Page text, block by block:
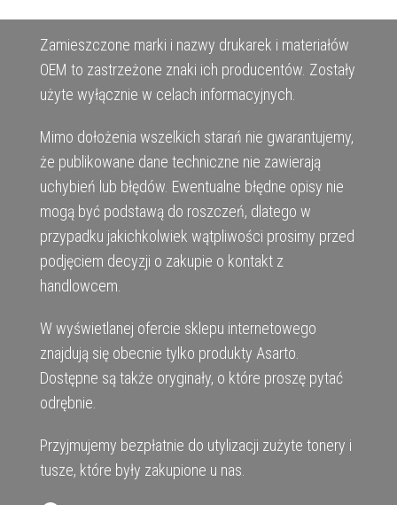
Zamieszczone marki i nazwy drukarek i materiałów
OEM to zastrzeżone znaki ich producentów. Zostały
użyte wyłącznie w celach informacyjnych.
Mimo dołożenia wszelkich starań nie gwarantujemy,
że publikowane dane techniczne nie zawierają
uchybień lub błędów. Ewentualne błędne opisy nie
mogą być podstawą do roszczeń, dlatego w
przypadku jakichkolwiek wątpliwości prosimy przed
podjęciem decyzji o zakupie o kontakt z
handlowcem.
W wyświetlanej ofercie sklepu internetowego
znajdują się obecnie tylko produkty Asarto.
Dostępne są także oryginały, o które proszę pytać
odrębnie.
Przyjmujemy bezpłatnie do utylizacji zużyte tonery i
tusze, które były zakupione u nas.